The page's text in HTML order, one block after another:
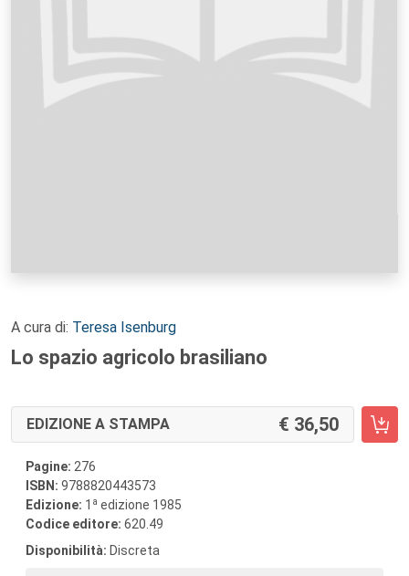
A cura di: Teresa Isenburg
Lo spazio agricolo brasiliano
EDIZIONE A STAMPA 36,50
Pagine: 276
ISBN: 9788820443573
Edizione: 1 a edizione 1985
Codice editore: 620.49
Disponibilità: Discreta